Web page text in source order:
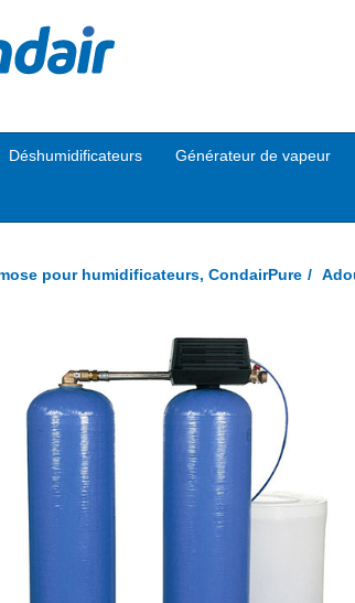
Déshumidificateurs Générateur de vapeur
pour humidificateurs, CondairPure